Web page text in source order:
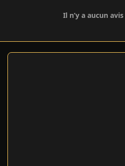
Il n’y a aucun